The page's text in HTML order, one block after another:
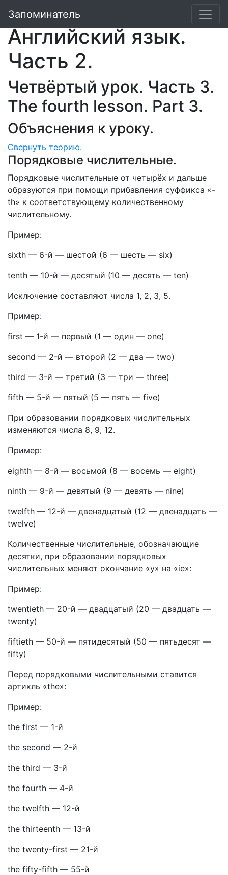
Запоминатель
Валентина Скультэ.
Английский язык.
Часть 2.
Четвёртый урок. Часть 3.
The fourth lesson. Part 3.
Объяснения к уроку.
Свернуть теорию.
Порядковые числительные.
Порядковые числительные от четырёх и дальше
образуются при помощи прибавления суффикса «-
th» к соответствующему количественному
числительному.
Пример:
sixth — 6-й — шестой (6 — шесть — six)
tenth — 10-й — десятый (10 — десять — ten)
Исключение составляют числа 1, 2, 3, 5.
Пример:
first — 1-й — первый (1 — один — one)
second — 2-й — второй (2 — два — two)
third — 3-й — третий (3 — три — three)
fifth — 5-й — пятый (5 — пять — five)
При образовании порядковых числительных
изменяются числа 8, 9, 12.
Пример:
eighth — 8-й — восьмой (8 — восемь — eight)
ninth — 9-й — девятый (9 — девять — nine)
twelfth — 12-й — двенадцатый (12 — двенадцать —
twelve)
Количественные числительные, обозначающие
десятки, при образовании порядковых
числительных меняют окончание «у» на «ie»:
Пример:
twentieth — 20-й — двадцатый (20 — двадцать —
twenty)
fiftieth — 50-й — пятидесятый (50 — пятьдесят —
fifty)
Перед порядковыми числительными ставится
артикль «the»:
Пример:
the first — 1-й
the second — 2-й
the third — 3-й
the fourth — 4-й
the twelfth — 12-й
the thirteenth — 13-й
the twenty-first — 21-й
the fifty-fifth — 55-й